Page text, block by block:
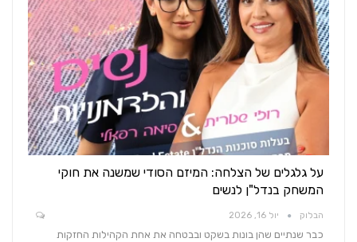
על גלגלים של הצלחה: המיזם הסודי שמשנה את חוקי
המשחק בנדל"ן לנשים
הבלוק יול 16, 2026
כבר שנתיים שהן בונות בשקט ובבטחה את אחת הקהילות החזקות